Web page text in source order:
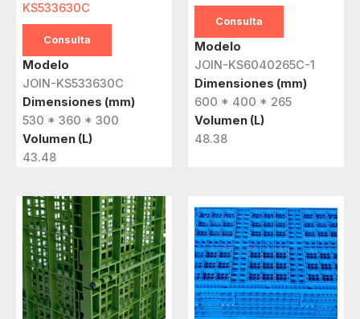
KS533630C
Consulta
Modelo
JOIN-KS533630C
Dimensiones (mm)
530 * 360 * 300
Volumen (L)
43.48
Consulta
Modelo
JOIN-KS6040265C-1
Dimensiones (mm)
600 * 400 * 265
Volumen (L)
48.38